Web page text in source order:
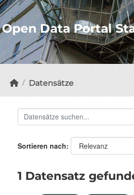
Open Data Portal
Datensätze
Sortieren nach
1 Datensatz